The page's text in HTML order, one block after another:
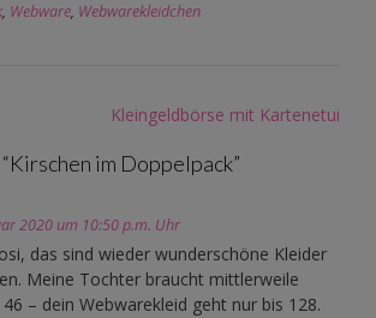
, Webware, Webwarekleidchen
Kleingeldbörse mit Kartenetui
Kirschen im Doppelpack”
2020 um 10:50 p.m. Uhr
das sind wieder wunderschöne Kleider
Meine Tochter braucht mittlerweile
– dein Webwarekleid geht nur bis 128.